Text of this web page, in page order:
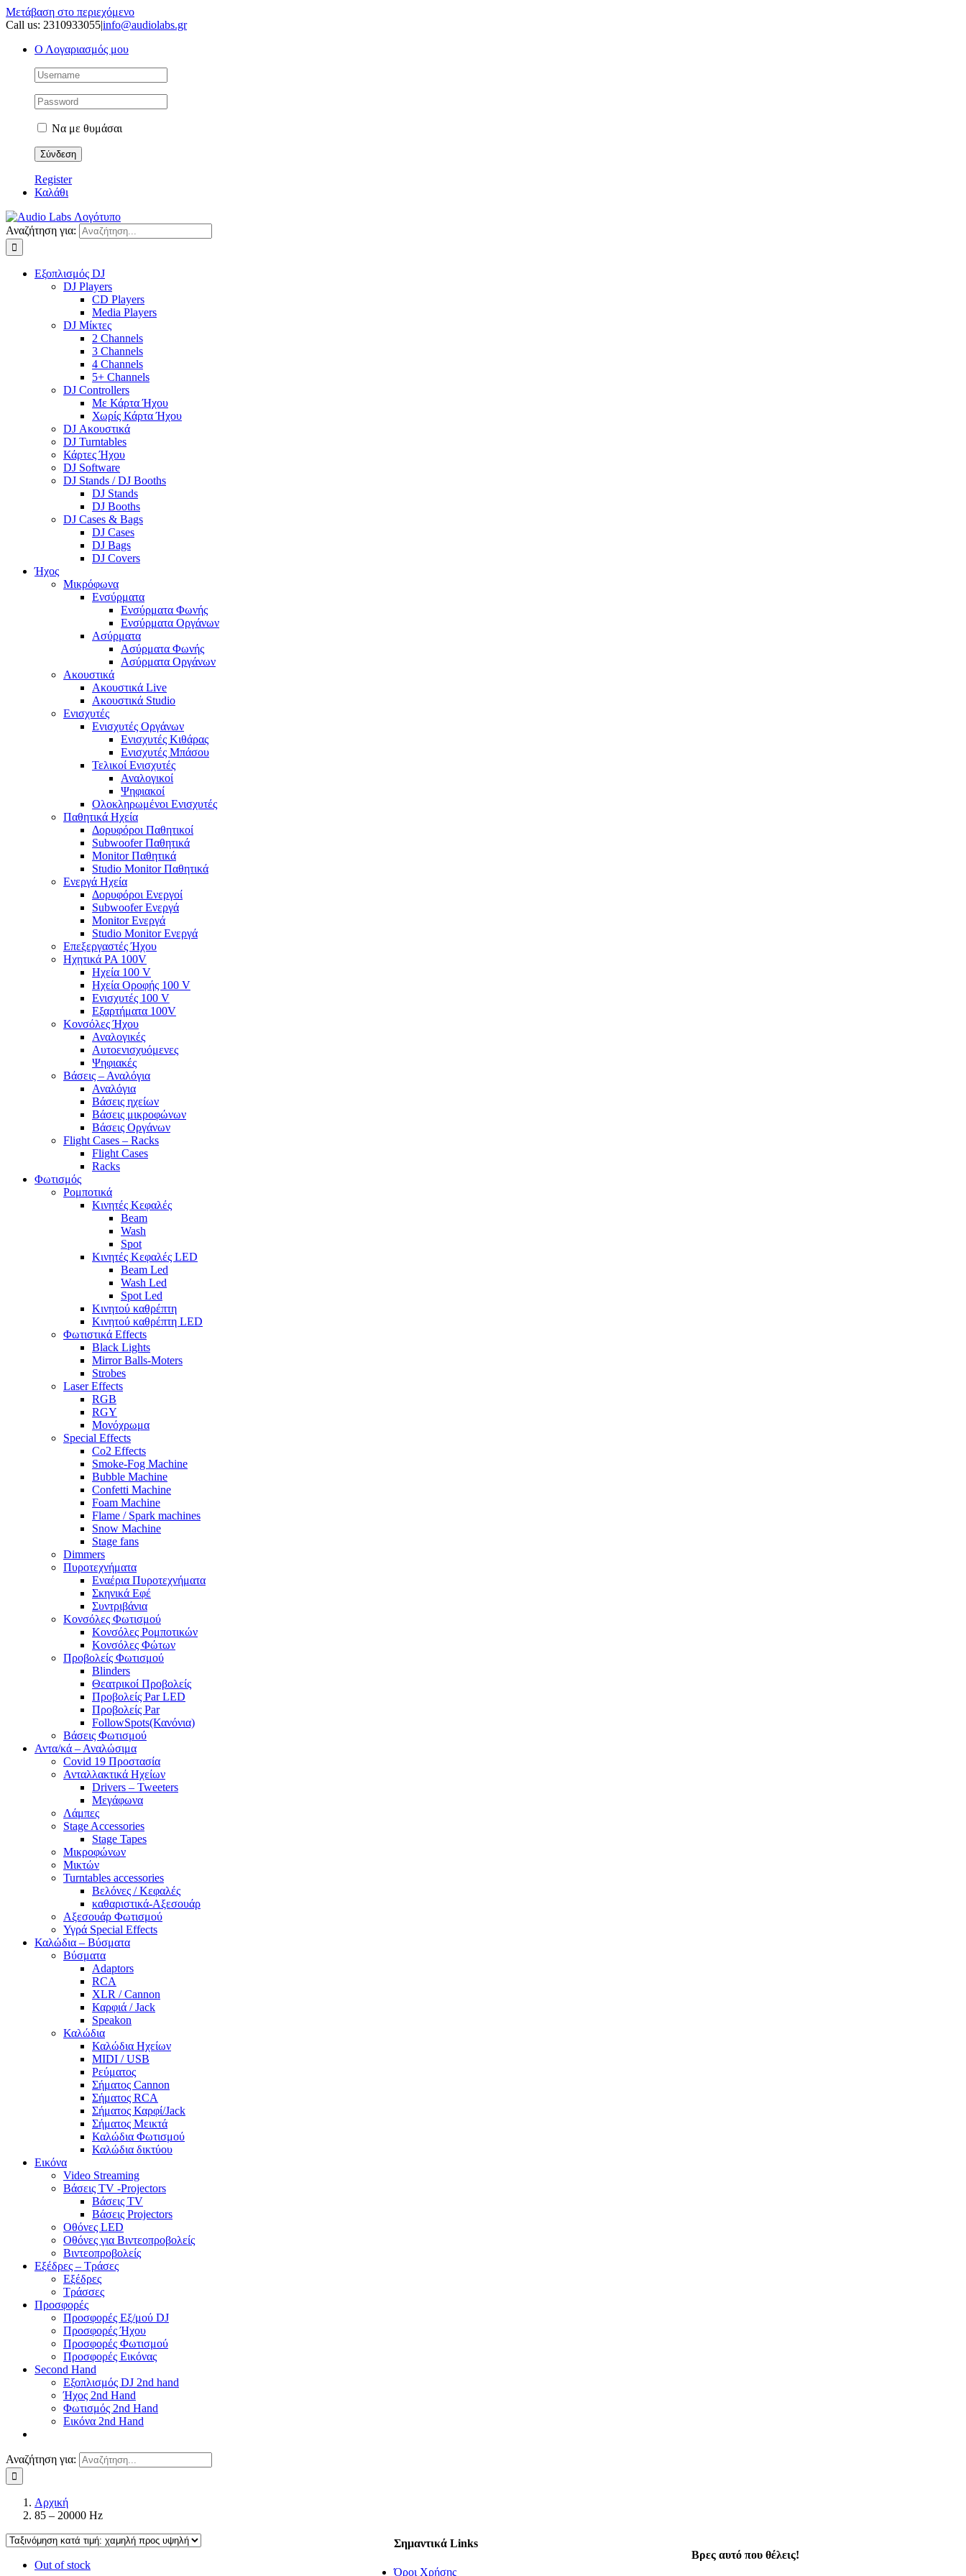
Μετάβαση στο περιεχόμενο
Call us: 2310933055|info@audiolabs.gr
Ο Λογαριασμός μου
Να με θυμάσαι
Register
Καλάθι
Αναζήτηση για:
Εξοπλισμός DJ
DJ Players
CD Players
Media Players
DJ Μίκτες
2 Channels
3 Channels
4 Channels
5+ Channels
DJ Controllers
Με Κάρτα Ήχου
Χωρίς Κάρτα Ήχου
DJ Ακουστικά
DJ Turntables
Κάρτες Ήχου
DJ Software
DJ Stands / DJ Booths
DJ Stands
DJ Booths
DJ Cases & Bags
DJ Cases
DJ Bags
DJ Covers
Ήχος
Μικρόφωνα
Ενσύρματα
Ενσύρματα Φωνής
Ενσύρματα Οργάνων
Ασύρματα
Ασύρματα Φωνής
Ασύρματα Οργάνων
Ακουστικά
Ακουστικά Live
Ακουστικά Studio
Ενισχυτές
Ενισχυτές Οργάνων
Ενισχυτές Κιθάρας
Ενισχυτές Μπάσου
Τελικοί Ενισχυτές
Αναλογικοί
Ψηφιακοί
Ολοκληρωμένοι Ενισχυτές
Παθητικά Ηχεία
Δορυφόροι Παθητικοί
Subwoofer Παθητικά
Monitor Παθητικά
Studio Monitor Παθητικά
Ενεργά Ηχεία
Δορυφόροι Ενεργοί
Subwoofer Ενεργά
Monitor Ενεργά
Studio Monitor Ενεργά
Επεξεργαστές Ήχου
Ηχητικά PA 100V
Ηχεία 100 V
Ηχεία Οροφής 100 V
Ενισχυτές 100 V
Εξαρτήματα 100V
Κονσόλες Ήχου
Αναλογικές
Αυτοενισχυόμενες
Ψηφιακές
Βάσεις – Αναλόγια
Αναλόγια
Βάσεις ηχείων
Βάσεις μικροφώνων
Βάσεις Οργάνων
Flight Cases – Racks
Flight Cases
Racks
Φωτισμός
Ρομποτικά
Κινητές Κεφαλές
Beam
Wash
Spot
Κινητές Κεφαλές LED
Beam Led
Wash Led
Spot Led
Κινητού καθρέπτη
Κινητού καθρέπτη LED
Φωτιστικά Effects
Black Lights
Mirror Balls-Moters
Strobes
Laser Effects
RGB
RGY
Μονόχρωμα
Special Effects
Co2 Effects
Smoke-Fog Machine
Bubble Machine
Confetti Machine
Foam Machine
Flame / Spark machines
Snow Machine
Stage fans
Dimmers
Πυροτεχνήματα
Εναέρια Πυροτεχνήματα
Σκηνικά Εφέ
Συντριβάνια
Κονσόλες Φωτισμού
Κονσόλες Ρομποτικών
Κονσόλες Φώτων
Προβολείς Φωτισμού
Blinders
Θεατρικοί Προβολείς
Προβολείς Par LED
Προβολείς Par
FollowSpots(Κανόνια)
Βάσεις Φωτισμού
Αντα/κά – Αναλώσιμα
Covid 19 Προστασία
Ανταλλακτικά Ηχείων
Drivers – Tweeters
Μεγάφωνα
Λάμπες
Stage Accessories
Stage Tapes
Μικροφώνων
Μικτών
Turntables accessories
Βελόνες / Κεφαλές
καθαριστικά-Αξεσουάρ
Αξεσουάρ Φωτισμού
Υγρά Special Effects
Καλώδια – Βύσματα
Βύσματα
Adaptors
RCA
XLR / Cannon
Καρφιά / Jack
Speakon
Καλώδια
Καλώδια Ηχείων
MIDI / USB
Ρεύματος
Σήματος Cannon
Σήματος RCA
Σήματος Καρφί/Jack
Σήματος Μεικτά
Καλώδια Φωτισμού
Καλώδια δικτύου
Εικόνα
Video Streaming
Βάσεις TV -Projectors
Βάσεις TV
Βάσεις Projectors
Οθόνες LED
Οθόνες για Βιντεοπροβολείς
Βιντεοπροβολείς
Εξέδρες – Τράσες
Εξέδρες
Τράσσες
Προσφορές
Προσφορές Εξ/μού DJ
Προσφορές Ήχου
Προσφορές Φωτισμού
Προσφορές Εικόνας
Second Hand
Εξοπλισμός DJ 2nd hand
Ήχος 2nd Hand
Φωτισμός 2nd Hand
Εικόνα 2nd Hand
Αναζήτηση για:
Αρχική
85 – 20000 Hz
Out of stock
Βρες αυτό που θέλεις!
Σημαντικά Links
Όροι Χρήσης